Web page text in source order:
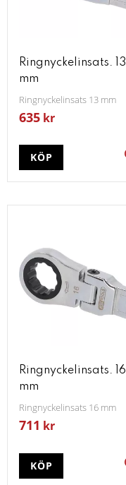
Ringnyckelinsats. 13
mm
Ringnyckelinsats 13 mm
635 kr
KÖP
Ringnyckelinsats. 16
mm
Ringnyckelinsats 16 mm
711 kr
KÖP